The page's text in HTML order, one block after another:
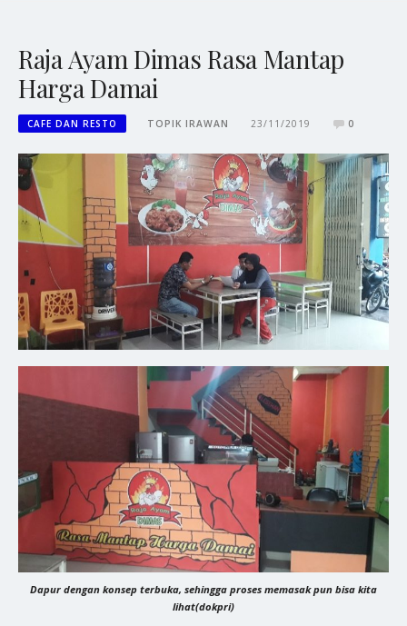
Raja Ayam Dimas Rasa Mantap
Harga Damai
CAFE DAN RESTO TOPIK IRAWAN 23/11/2019 0
Dapur dengan konsep terbuka, sehingga proses memasak pun bisa kita
lihat(dokpri)